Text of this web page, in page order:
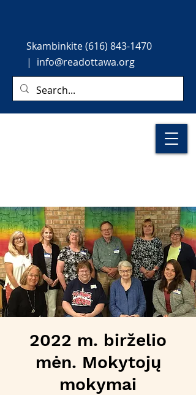
Skambinkite(616) 843-1470
| info@readottawa.org
2022 m. birželio
mėn. Mokytojų
mokymai